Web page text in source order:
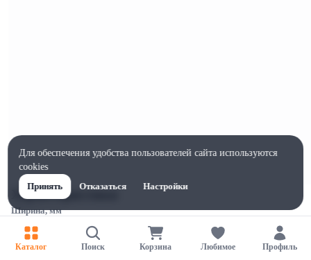
Характеристики
Ширина, мм
380
Высота, мм
Каталог Поиск Корзина Любимое Профиль
Для обеспечения удобства пользователей сайта используются
cookies
Принять
Отказаться Настройки